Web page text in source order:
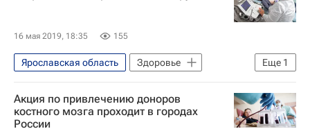
16 мая 2019, 18:35 155
Еще 1
Ярославская область
Здоровье
Россия
Акция по привлечению доноров
костного мозга проходит в городах
России